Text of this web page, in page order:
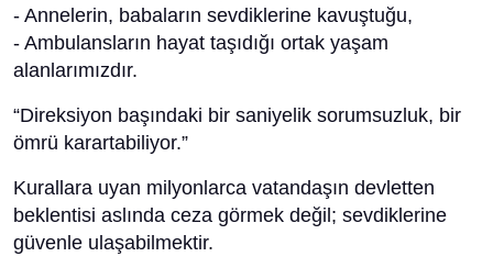
- Annelerin, babaların sevdiklerine kavuştuğu,
- Ambulansların hayat taşıdığı ortak yaşam
alanlarımızdır.
“Direksiyon başındaki bir saniyelik sorumsuzluk, bir
ömrü karartabiliyor.”
Kurallara uyan milyonlarca vatandaşın devletten
beklentisi aslında ceza görmek değil; sevdiklerine
güvenle ulaşabilmektir.